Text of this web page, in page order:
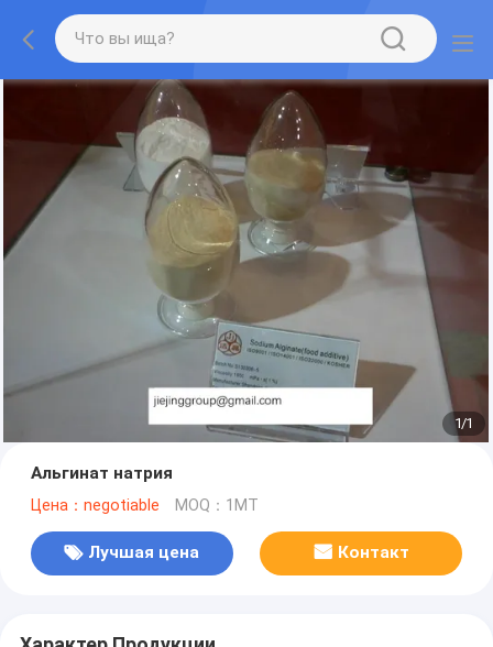
1/1
Альгинат натрия
Цена：negotiable MOQ：1MT
Лучшая цена Контакт